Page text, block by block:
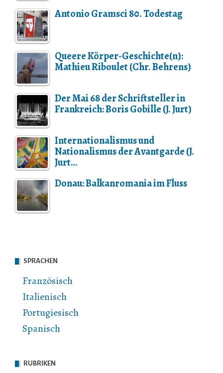
Antonio Gramsci 80. Todestag
Queere Körper-Geschichte(n):
Mathieu Riboulet (Chr. Behrens)
Der Mai 68 der Schriftsteller in
Frankreich: Boris Gobille (J. Jurt)
Internationalismus und
Nationalismus der Avantgarde (J.
Jurt…
Donau: Balkanromania im Fluss
SPRACHEN
Französisch
Italienisch
Portugiesisch
Spanisch
RUBRIKEN